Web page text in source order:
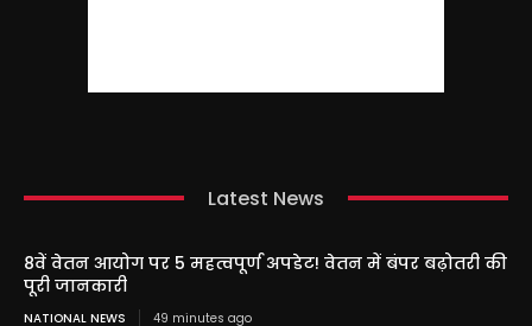
Latest News
8वें वेतन आयोग पर 5 महत्वपूर्ण अपडेट! वेतन में बंपर बढ़ोतरी की
पूरी जानकारी
NATIONAL NEWS 49 minutes ago